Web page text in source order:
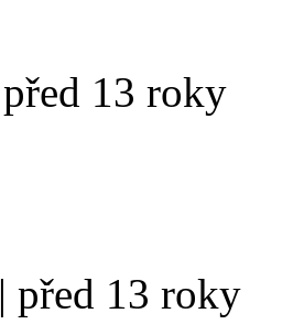
před 13 roky
| před 13 roky